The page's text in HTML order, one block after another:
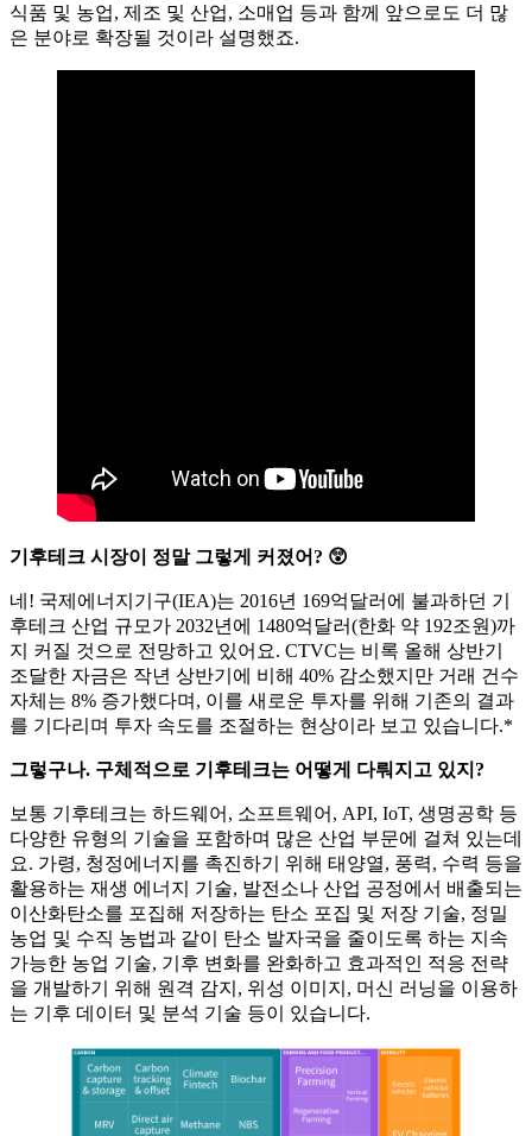
식품 및 농업, 제조 및 산업, 소매업 등과 함께 앞으로도 더 많
은 분야로 확장될 것이라 설명했죠.
기후테크 시장이 정말 그렇게 커졌어? 😲
네! 국제에너지기구(IEA)는 2016년 169억달러에 불과하던 기
후테크 산업 규모가 2032년에 1480억달러(한화 약 192조원)까
지 커질 것으로 전망하고 있어요. CTVC는 비록 올해 상반기
조달한 자금은 작년 상반기에 비해 40% 감소했지만 거래 건수
자체는 8% 증가했다며, 이를 새로운 투자를 위해 기존의 결과
를 기다리며 투자 속도를 조절하는 현상이라 보고 있습니다.*
그렇구나. 구체적으로 기후테크는 어떻게 다뤄지고 있지?
보통 기후테크는 하드웨어, 소프트웨어, API, IoT, 생명공학 등
다양한 유형의 기술을 포함하며 많은 산업 부문에 걸쳐 있는데
요. 가령, 청정에너지를 촉진하기 위해 태양열, 풍력, 수력 등을
활용하는 재생 에너지 기술, 발전소나 산업 공정에서 배출되는
이산화탄소를 포집해 저장하는 탄소 포집 및 저장 기술, 정밀
농업 및 수직 농법과 같이 탄소 발자국을 줄이도록 하는 지속
가능한 농업 기술, 기후 변화를 완화하고 효과적인 적응 전략
을 개발하기 위해 원격 감지, 위성 이미지, 머신 러닝을 이용하
는 기후 데이터 및 분석 기술 등이 있습니다.